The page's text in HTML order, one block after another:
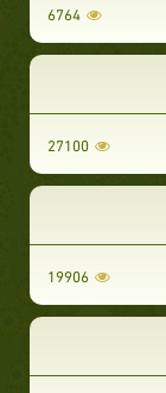
6764
27100
19906